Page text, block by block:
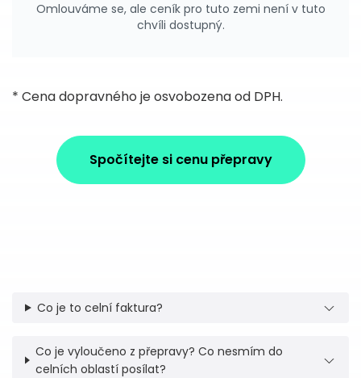
Omlouváme se, ale ceník pro tuto zemi není v tuto
chvíli dostupný.
* Cena dopravného je osvobozena od DPH.
Spočítejte si cenu přepravy
Co je to celní faktura?
Co je vyloučeno z přepravy? Co nesmím do
celních oblastí posílat?